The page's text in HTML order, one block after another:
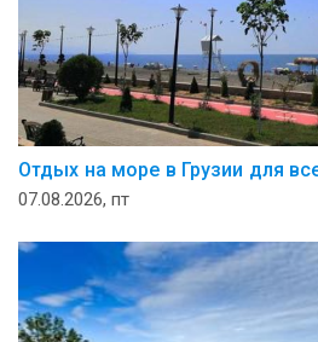
Отдых на море в Грузии для
07.08.2026, пт